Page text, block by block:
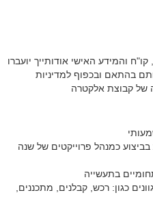
והמידע האישי אודותייך יועברו
בהתאם ובכפוף למדיניות
של קבוצת אלקטרה
כמנהל פרוייקטים של שנה
בתעשייה
כגון: רכש, קבלנים, מתכננים,